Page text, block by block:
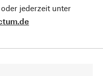
jederzeit unter